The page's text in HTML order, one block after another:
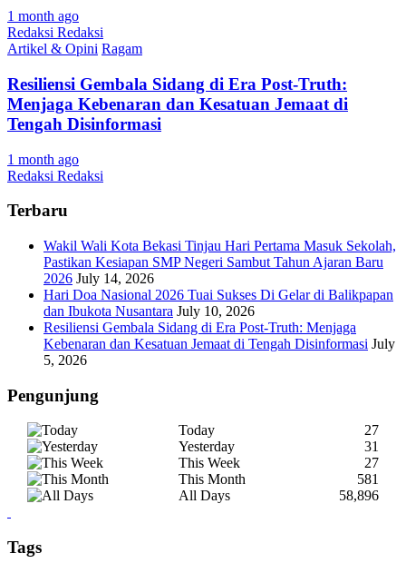
1 month ago
Redaksi Redaksi
Artikel & Opini Ragam
Resiliensi Gembala Sidang di Era Post-Truth:
Menjaga Kebenaran dan Kesatuan Jemaat di
Tengah Disinformasi
1 month ago
Redaksi Redaksi
Terbaru
Wakil Wali Kota Bekasi Tinjau Hari Pertama Masuk Sekolah,
Pastikan Kesiapan SMP Negeri Sambut Tahun Ajaran Baru
2026 July 14, 2026
Hari Doa Nasional 2026 Tuai Sukses Di Gelar di Balikpapan
dan Ibukota Nusantara July 10, 2026
Resiliensi Gembala Sidang di Era Post-Truth: Menjaga
Kebenaran dan Kesatuan Jemaat di Tengah Disinformasi July
5, 2026
Pengunjung
Today
27
Yesterday
31
This Week
27
This Month
581
All Days
58,896
Tags